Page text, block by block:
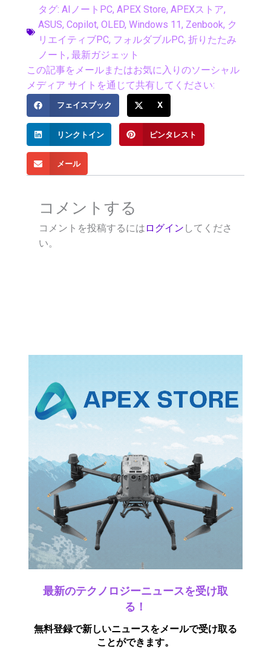
タグ: AIノートPC, APEX Store, APEXストア,
ASUS, Copilot, OLED, Windows 11, Zenbook, ク
リエイティブPC, フォルダブルPC, 折りたたみ
ノート , 最新ガジェット
この記事をメールまたはお気に入りのソーシャル
メディア サイトを通じて共有してください:
フェイスブック X
リンクトイン ピンタレスト
メール
コメントする
コメントを投稿するには ログイン してくださ
い。
最新のテクノロジーニュースを受け取
る！
無料登録で新しいニュースをメールで受け取る
ことができます。